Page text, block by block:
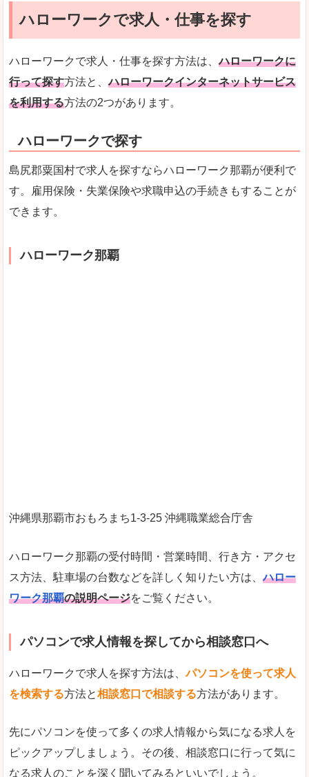
ハローワークで求人・仕事を探す
ハローワークで求人・仕事を探す方法は、ハローワークに
行って探す方法と、ハローワークインターネットサービス
を利用する方法の2つがあります。
ハローワークで探す
島尻郡粟国村で求人を探すならハローワーク那覇が便利で
す。雇用保険・失業保険や求職申込の手続きもすることが
できます。
ハローワーク那覇
沖縄県那覇市おもろまち1-3-25 沖縄職業総合庁舎
ハローワーク那覇の受付時間・営業時間、行き方・アクセ
ス方法、駐車場の台数などを詳しく知りたい方は、ハロー
ワーク那覇の説明ページをご覧ください。
パソコンで求人情報を探してから相談窓口へ
ハローワークで求人を探す方法は、パソコンを使って求人
を検索する方法と相談窓口で相談する方法があります。
先にパソコンを使って多くの求人情報から気になる求人を
ピックアップしましょう。その後、相談窓口に行って気に
なる求人のことを深く聞いてみるといいでしょう。